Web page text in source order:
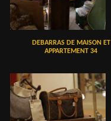
DEBARRAS DE MAISON ET
APPARTEMENT 34